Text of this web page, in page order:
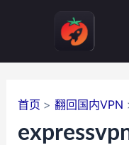
首页 翻回国内VPN